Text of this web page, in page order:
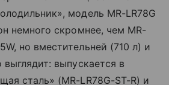
модель MR-LR78G
немного скромнее, чем MR-
но вместительней (710 л) и
выпускается в
сталь» (MR-LR78G-ST-R) и